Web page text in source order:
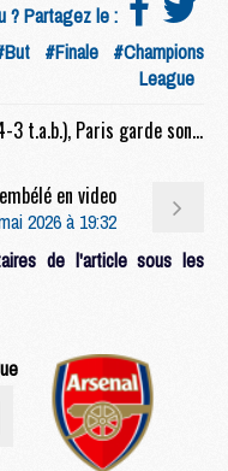
? Partagez le :
#Finale #Champions
League
Match : PSG/Arsenal (1-1, 4-3 t.a.b.), Paris garde son titre au bout du suspense
en video
2026 à 19:32
de l'article sous les